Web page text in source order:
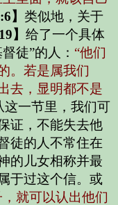
】 类似地，关于
】 给了一个具体
徒”的人： “他们
。若是属我们
去，显明都不是
这一节里，我们可
证，不能失去他
徒的人不常住在
的儿女相称并最
于过这个信。或
就可以认出他们